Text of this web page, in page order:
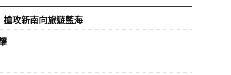
攻新南向旅遊藍海